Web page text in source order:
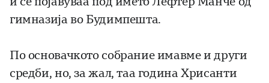
гимназија во Будимпешта.
По основачкото собрание имавме и други
средби, но, за жал, таа година Хрисанти